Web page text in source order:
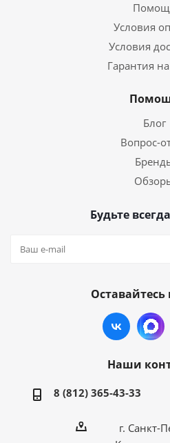
Условия
Условия
Гарантия
Блог
Вопрос-
Будьте
Оставайтесь
Наши
8 (812) 365-43-33
г. Санкт-